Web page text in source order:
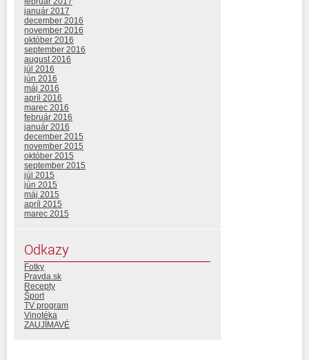
január 2017
december 2016
november 2016
október 2016
september 2016
august 2016
júl 2016
jún 2016
máj 2016
apríl 2016
marec 2016
február 2016
január 2016
december 2015
november 2015
október 2015
september 2015
júl 2015
jún 2015
máj 2015
apríl 2015
marec 2015
Odkazy
Fotky
Pravda.sk
Recepty
Šport
TV program
Vinotéka
ZAUJÍMAVÉ